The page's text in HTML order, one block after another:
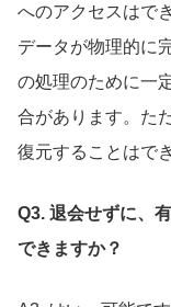
へのアクセスはで
データが物理的に
の処理のために一
合があります。た
復元することはで
Q3. 退会せずに、
できますか？